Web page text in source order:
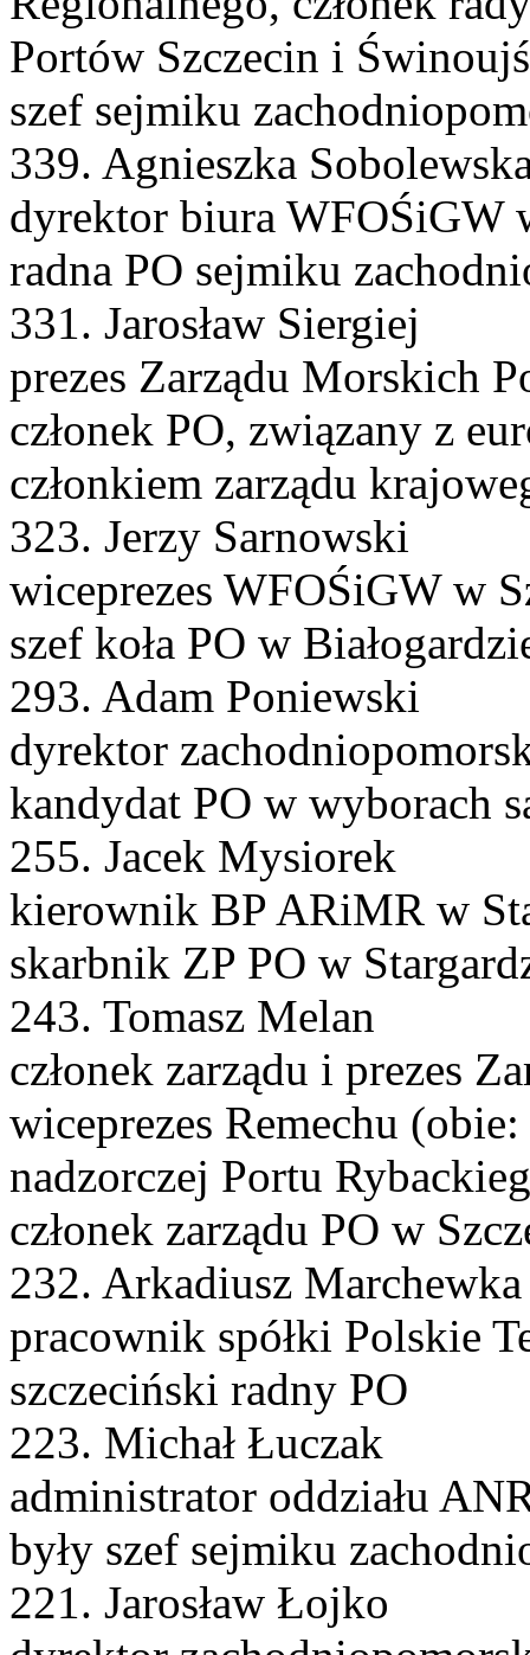
Portów Szczecin i
szef sejmiku
339. Agnieszka
dyrektor biura WFOŚiGW
radna PO sejmiku
331. Jarosław Siergiej
prezes Zarządu Morskich
członek PO, związany z
członkiem zarządu
323. Jerzy Sarnowski
wiceprezes WFOŚiGW w
szef koła PO w
293. Adam Poniewski
dyrektor
kandydat PO w wyborach
255. Jacek Mysiorek
kierownik BP ARiMR w
skarbnik ZP PO w
243. Tomasz Melan
członek zarządu i prezes
wiceprezes Remechu
nadzorczej Portu
członek zarządu PO w
232. Arkadiusz Marchewka
pracownik spółki Polskie
szczeciński radny PO
223. Michał Łuczak
administrator oddziału
były szef sejmiku
221. Jarosław Łojko